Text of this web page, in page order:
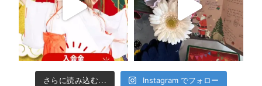
さらに読み込む... Instagram でフォロー